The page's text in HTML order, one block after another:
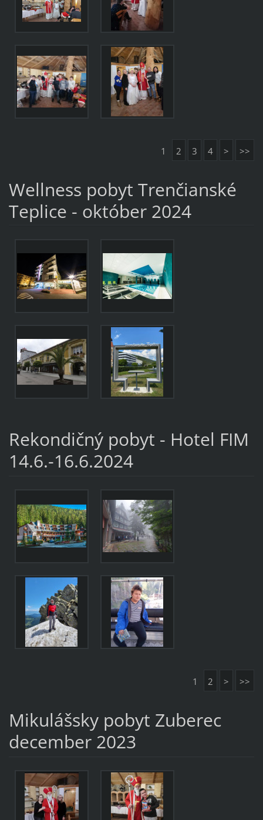
1 2 3 4 > >>
Wellness pobyt Trenčianské
Teplice - október 2024
Rekondičný pobyt - Hotel FIM
14.6.-16.6.2024
1 2 > >>
Mikulášsky pobyt Zuberec
december 2023